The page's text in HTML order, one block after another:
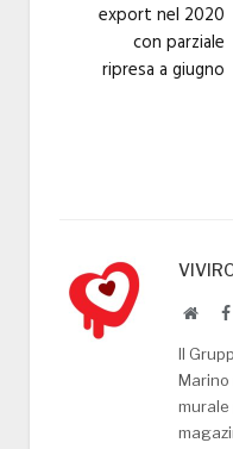
export nel 2020
con parziale
ripresa a giugno
Il
Marino
murale